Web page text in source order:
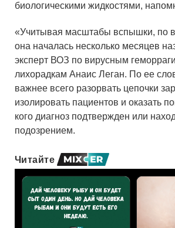
биологическими жидкостями,
«Учитывая масштабы вспышки, по
она началась несколько месяцев
эксперт ВОЗ по вирусным
лихорадкам Анаис Леган. По ее
важнее всего разорвать цепочки
изолировать пациентов и оказать
кого диагноз подтвержден или
подозрением.
Читайте